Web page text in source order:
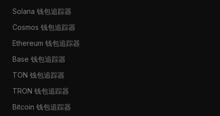
Solana 钱包追踪器
Cosmos 钱包追踪器
Ethereum 钱包追踪器
Base 钱包追踪器
TON 钱包追踪器
TRON 钱包追踪器
Bitcoin 钱包追踪器